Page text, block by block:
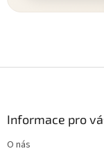
Informace pro
O nás